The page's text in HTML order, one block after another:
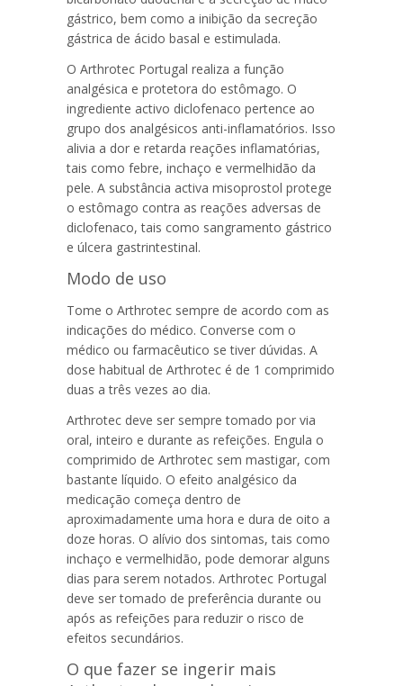
gástrico, bem como a inibição da secreção
gástrica de ácido basal e estimulada.
O Arthrotec Portugal realiza a função
analgésica e protetora do estômago. O
ingrediente activo diclofenaco pertence ao
grupo dos analgésicos anti-inflamatórios. Isso
alivia a dor e retarda reações inflamatórias,
tais como febre, inchaço e vermelhidão da
pele. A substância activa misoprostol protege
o estômago contra as reações adversas de
diclofenaco, tais como sangramento gástrico
e úlcera gastrintestinal.
Modo de uso
Tome o Arthrotec sempre de acordo com as
indicações do médico. Converse com o
médico ou farmacêutico se tiver dúvidas. A
dose habitual de Arthrotec é de 1 comprimido
duas a três vezes ao dia.
Arthrotec deve ser sempre tomado por via
oral, inteiro e durante as refeições. Engula o
comprimido de Arthrotec sem mastigar, com
bastante líquido. O efeito analgésico da
medicação começa dentro de
aproximadamente uma hora e dura de oito a
doze horas. O alívio dos sintomas, tais como
inchaço e vermelhidão, pode demorar alguns
dias para serem notados. Arthrotec Portugal
deve ser tomado de preferência durante ou
após as refeições para reduzir o risco de
efeitos secundários.
O que fazer se ingerir mais